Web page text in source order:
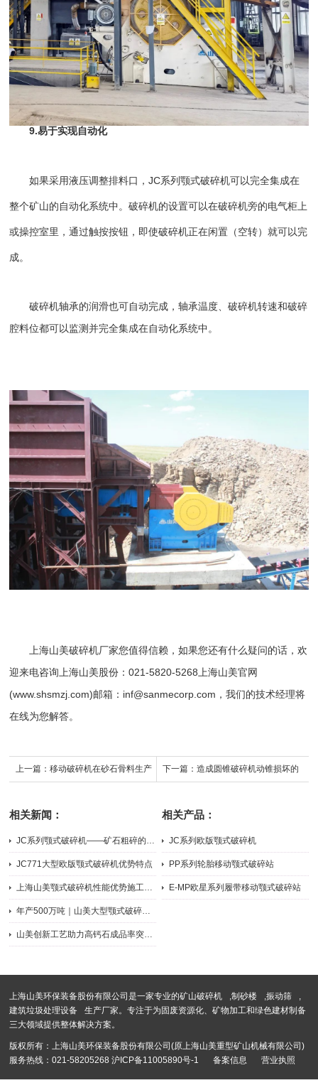
9.易于实现自动化
如果采用液压调整排料口，JC系列颚式破碎机可以完全集成在
整个矿山的自动化系统中。破碎机的设置可以在破碎机旁的电气柜上
或操控室里，通过触按按钮，即使破碎机正在闲置（空转）就可以完
成。
破碎机轴承的润滑也可自动完成，轴承温度、破碎机转速和破碎
腔料位都可以监测并完全集成在自动化系统中。
上海山美破碎机厂家您值得信赖，如果您还有什么疑问的话，欢
迎来电咨询上海山美股份：021-5820-5268上海山美官网
(www.shsmzj.com)邮箱：inf@sanmecorp.com，我们的技术经理将
在线为您解答。
上一篇： 移动破碎机在砂石骨料生产 下一篇：造成圆锥破碎机动锥损坏的
相关新闻：
JC系列颚式破碎机——矿石粗碎的主力担当
2026-07-31
JC771大型欧版颚式破碎机优势特点
2025-10-27
上海山美颚式破碎机性能优势施工现场
2025-07-25
年产500万吨｜山美大型颚式破碎机助力华润（贵港）骨料项目建设
2025-07-24
山美创新工艺助力高钙石成品率突破60%
相关产品：
JC系列欧版颚式破碎机
2026-05-21
PP系列轮胎移动颚式破碎站
2024-09-05
E-MP欧星系列履带移动颚式破碎站
上海山美环保装备股份有限公司是一家专业的矿山破碎机 ,制砂楼 ,振动筛
,
建筑垃圾处理设备
生产厂家。专注于为固废资源化、矿物加工和绿色建材制备
三大领域提供整体解决方案。
版权所有：上海山美环保装备股份有限公司(原上海山美重型矿山机械有限公司)
服务热线：021-58205268沪ICP备11005890号-1 备案信息 营业执照